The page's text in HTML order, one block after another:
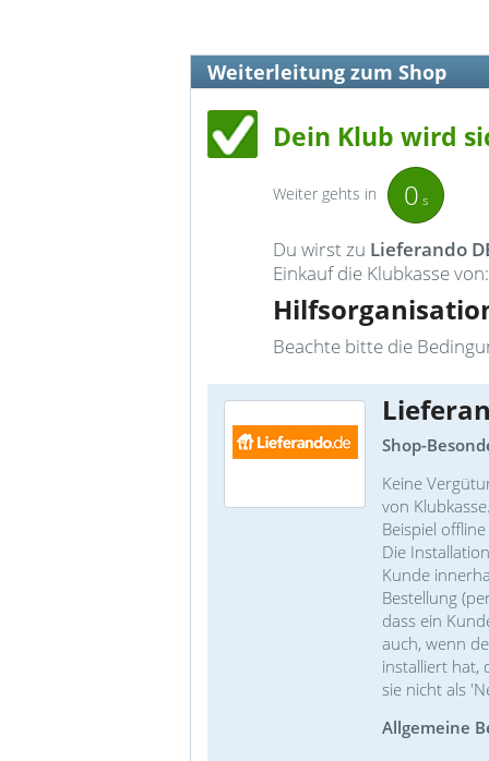
Weiterleitung zum Shop
Dein Klub wird
Weiter gehts in 0 s
Du wirst zu Lieferando
Einkauf die Klubkasse von:
Beachte bitte die
Shop-
Keine
von
Beispiel
Die
Kunde
Bestellung
dass ein
auch, wenn
installiert hat,
sie nicht als
Allgemeine